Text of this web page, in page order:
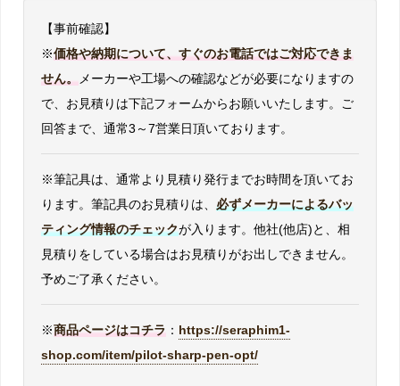
【事前確認】
※価格や納期について、すぐのお電話ではご対応できま
せん。
メーカーや工場への確認などが必要になりますの
で、お見積りは下記フォームからお願いいたします。ご
回答まで、通常3～7営業日頂いております。
※筆記具は、通常より見積り発行までお時間を頂いてお
ります。筆記具のお見積りは、 必ずメーカーによるバッ
ティング情報のチェックが入ります。他社(他店)と、相
見積りをしている場合はお見積りがお出しできません。
予めご了承ください。
※商品ページはコチラ ： https://seraphim1-
shop.com/item/pilot-sharp-pen-opt/